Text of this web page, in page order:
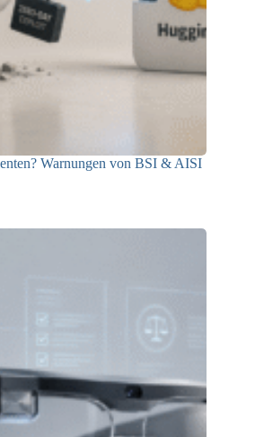
Warnungen von BSI & AISI